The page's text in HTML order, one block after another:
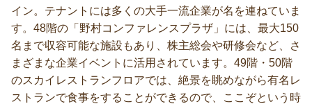
イン。テナントには多くの大手一流企業が名を連ねていま
す。48階の「野村コンファレンスプラザ」には、最大150
名まで収容可能な施設もあり、株主総会や研修会など、さ
まざまな企業イベントに活用されています。49階・50階
のスカイレストランフロアでは、絶景を眺めながら有名レ
ストランで食事をすることができるので、ここぞという時